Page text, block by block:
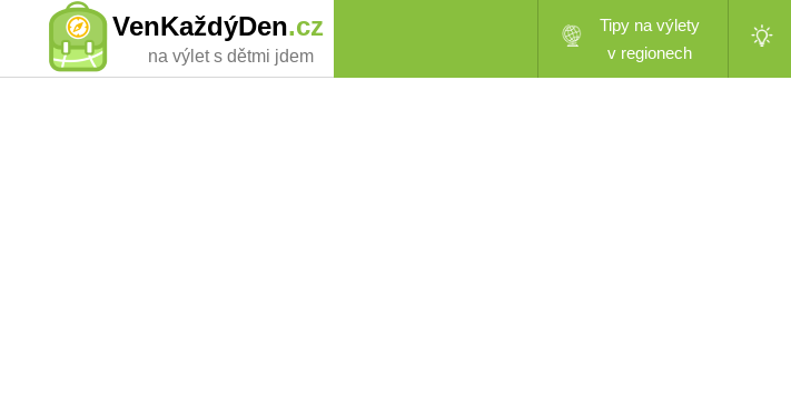
VenKaždýDen.cz
na výlet s dětmi jdem
Tipy na výlety
v regionech